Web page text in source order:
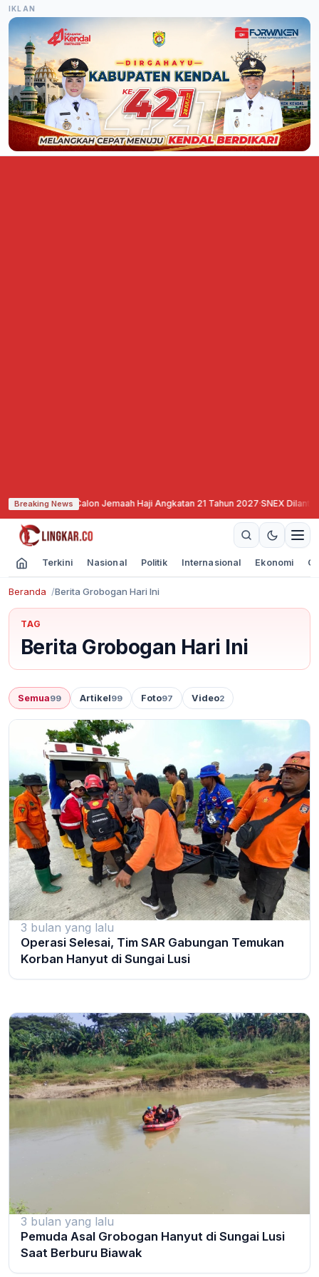
IKLAN
Breaking News
Calon Jemaah Haji Angkatan 21 Tahun 2027·SNEX Dilantik, Siap All Out
Terkini Nasional Politik Internasional Ekonomi
Beranda Berita Grobogan Hari Ini
TAG
Berita Grobogan Hari Ini
Semua99 Artikel99 Foto97 Video2
3 bulan yang lalu
Operasi Selesai, Tim SAR Gabungan Temukan
Korban Hanyut di Sungai Lusi
3 bulan yang lalu
Pemuda Asal Grobogan Hanyut di Sungai Lusi
Saat Berburu Biawak